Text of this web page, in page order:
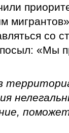
со
«Мы